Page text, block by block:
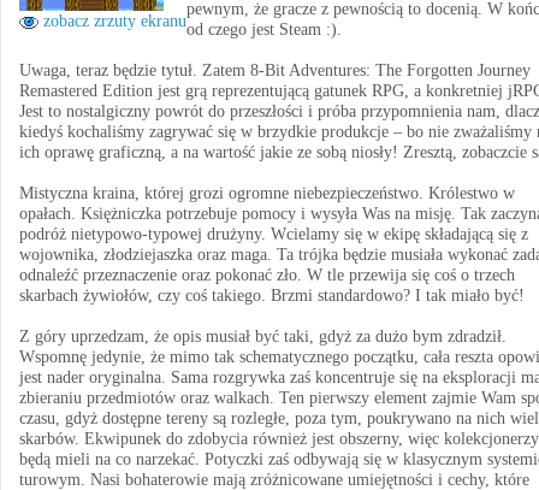
zobacz zrzuty ekranu
pewnym, że gracze z pewnością to docenią. W
od czego jest Steam :).
Uwaga, teraz będzie tytuł. Zatem 8-Bit Adventures: The Forgotten Journey
Remastered Edition jest grą reprezentującą gatunek RPG, a konkretniej
Jest to nostalgiczny powrót do przeszłości i próba przypomnienia nam,
kiedyś kochaliśmy zagrywać się w brzydkie produkcje – bo nie zważaliśmy
ich oprawę graficzną, a na wartość jakie ze sobą niosły! Zresztą, zobaczcie
Mistyczna kraina, której grozi ogromne niebezpieczeństwo. Królestwo w
opałach. Księżniczka potrzebuje pomocy i wysyła Was na misję. Tak
podróż nietypowo-typowej drużyny. Wcielamy się w ekipę składającą się z
wojownika, złodziejaszka oraz maga. Ta trójka będzie musiała wykonać
odnaleźć przeznaczenie oraz pokonać zło. W tle przewija się coś o trzech
skarbach żywiołów, czy coś takiego. Brzmi standardowo? I tak miało być!
Z góry uprzedzam, że opis musiał być taki, gdyż za dużo bym zdradził.
Wspomnę jedynie, że mimo tak schematycznego początku, cała reszta
jest nader oryginalna. Sama rozgrywka zaś koncentruje się na eksploracji
zbieraniu przedmiotów oraz walkach. Ten pierwszy element zajmie Wam
czasu, gdyż dostępne tereny są rozległe, poza tym, poukrywano na nich
skarbów. Ekwipunek do zdobycia również jest obszerny, więc
będą mieli na co narzekać. Potyczki zaś odbywają się w klasycznym
turowym. Nasi bohaterowie mają zróżnicowane umiejętności i cechy, które